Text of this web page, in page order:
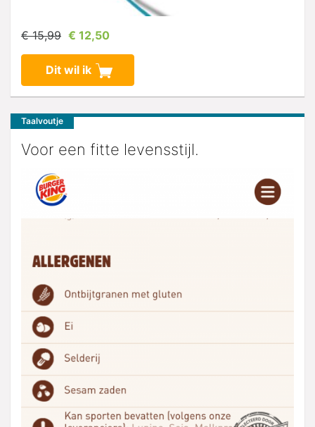
€ 15,99 € 12,50
Dit wil ik
Taalvoutje
Voor een fitte levensstijl.